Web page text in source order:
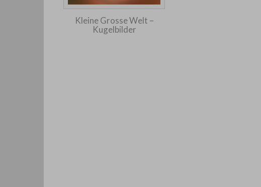
Kleine Grosse Welt –
Kugelbilder